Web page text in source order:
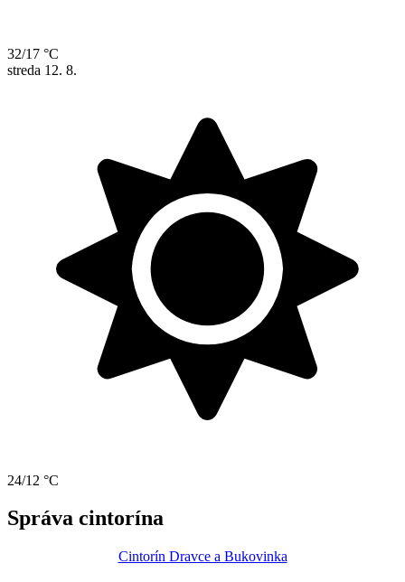
32/17 °C
streda 12. 8.
24/12 °C
Správa cintorína
Cintorín Dravce a Bukovinka